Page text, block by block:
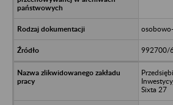
992700/
Sixta 27